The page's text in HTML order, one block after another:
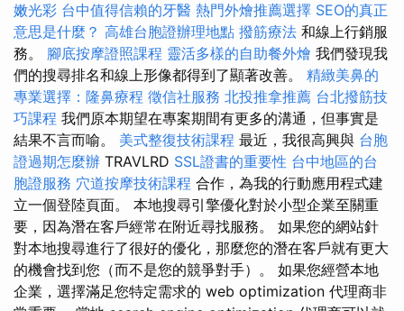
嫩光彩 台中值得信賴的牙醫 熱門外燴推薦選擇 SEO的真正
意思是什麼？ 高雄台胞證辦理地點 撥筋療法 和線上行銷服
務。 腳底按摩證照課程 靈活多樣的自助餐外燴 我們發現我
們的搜尋排名和線上形像都得到了顯著改善。 精緻美鼻的
專業選擇：隆鼻療程 徵信社服務 北投推拿推薦 台北撥筋技
巧課程 我們原本期望在專案期間有更多的溝通，但事實是
結果不言而喻。 美式整復技術課程 最近，我很高興與 台胞
證過期怎麼辦 TRAVLRD SSL證書的重要性 台中地區的台
胞證服務 穴道按摩技術課程 合作，為我的行動應用程式建
立一個登陸頁面。 本地搜尋引擎優化對於小型企業至關重
要，因為潛在客戶經常在附近尋找服務。 如果您的網站針
對本地搜尋進行了很好的優化，那麼您的潛在客戶就有更大
的機會找到您（而不是您的競爭對手）。 如果您經營本地
企業，選擇滿足您特定需求的 web optimization 代理商非